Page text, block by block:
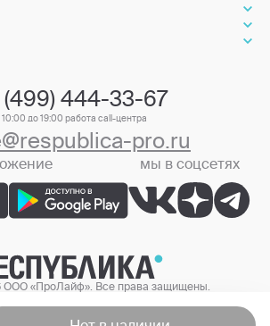
(499) 444-33-67
10:00 до 19:00 работа call-центра
pro.ru
мы в соцсетях
ООО «ПроЛайф». Все права защищены.